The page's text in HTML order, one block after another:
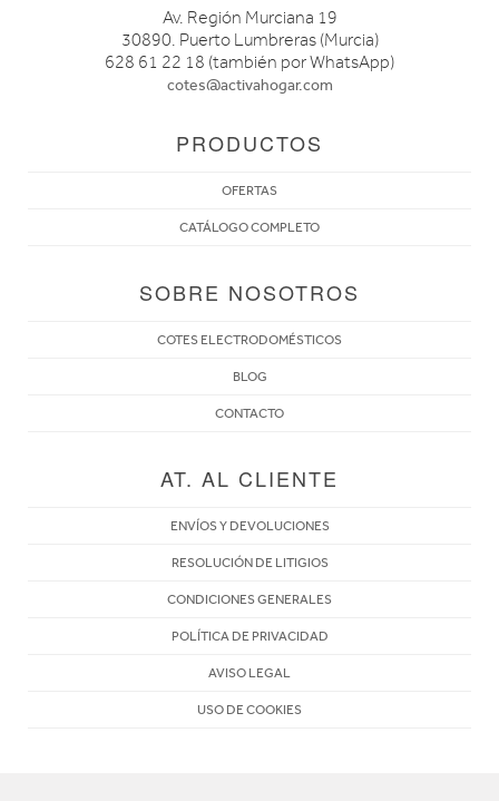
Av. Región Murciana 19
30890. Puerto Lumbreras (Murcia)
628 61 22 18 (también por WhatsApp)
cotes@activahogar.com
PRODUCTOS
OFERTAS
CATÁLOGO COMPLETO
SOBRE NOSOTROS
COTES ELECTRODOMÉSTICOS
BLOG
CONTACTO
AT. AL CLIENTE
ENVÍOS Y DEVOLUCIONES
RESOLUCIÓN DE LITIGIOS
CONDICIONES GENERALES
POLÍTICA DE PRIVACIDAD
AVISO LEGAL
USO DE COOKIES